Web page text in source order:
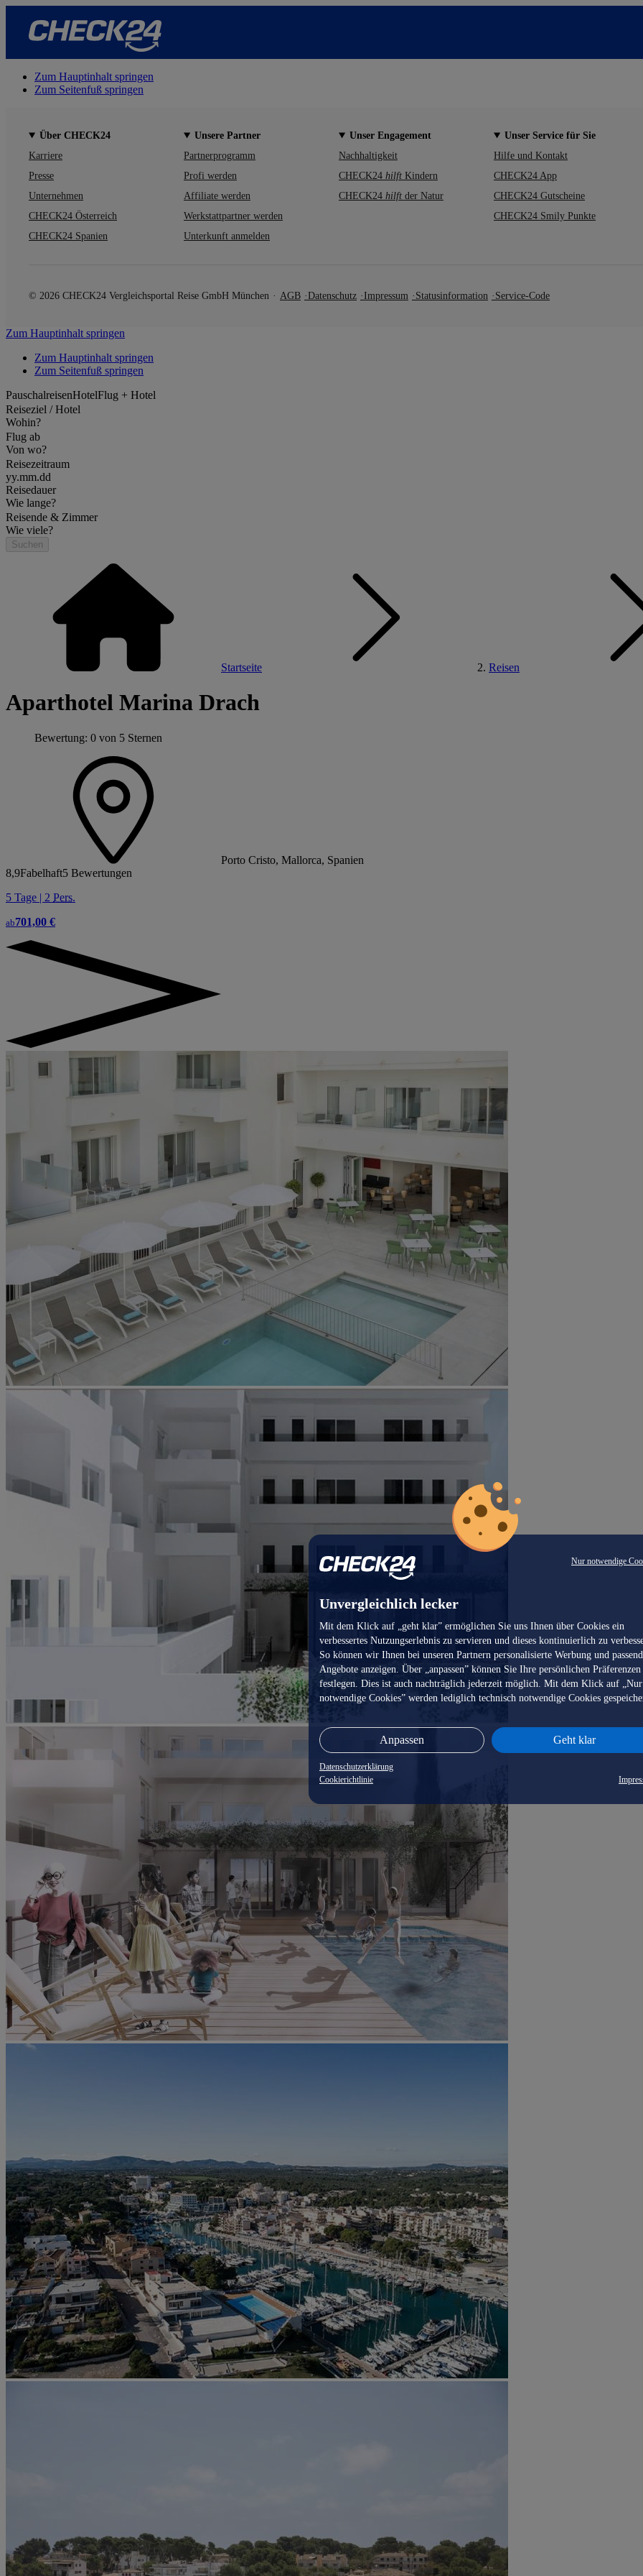
Nur notwendige
Unvergleichlich lecker
Mit dem Klick auf „geht klar” ermöglichen Sie uns Ihnen über Cookies ein
verbessertes Nutzungserlebnis zu servieren und dieses kontinuierlich zu
So können wir Ihnen bei unseren Partnern personalisierte Werbung und
Angebote anzeigen. Über „anpassen” können Sie Ihre persönlichen Präferenzen
festlegen. Dies ist auch nachträglich jederzeit möglich. Mit dem Klick auf „Nur
notwendige Cookies” werden lediglich technisch notwendige Cookies
Anpassen Geht klar
Datenschutzerklärung
Cookierichtlinie
Zum Hauptinhalt springen
Zum Seitenfuß springen
Über CHECK24
Karriere
Presse
Unternehmen
CHECK24 Österreich
CHECK24 Spanien
Unsere Partner
Partnerprogramm
Profi werden
Affiliate werden
Werkstattpartner werden
Unterkunft anmelden
Unser Engagement
Nachhaltigkeit
CHECK24 hilft Kindern
CHECK24 hilft der Natur
Unser Service für Sie
Hilfe und Kontakt
CHECK24 App
CHECK24 Gutscheine
CHECK24 Smily Punkte
© 2026 CHECK24 Vergleichsportal Reise GmbH München AGB Datenschutz Impressum Statusinformation Service-Code
Zum Hauptinhalt springen
Zum Hauptinhalt springen
Zum Seitenfuß springen
PauschalreisenHotelFlug + Hotel
Reiseziel / Hotel
Wohin?
Flug ab
Von wo?
Reisezeitraum
yy.mm.dd
Reisedauer
Wie lange?
Reisende & Zimmer
Wie viele?
Suchen
Startseite Reisen
Aparthotel Marina Drach
Bewertung: 0 von 5 Sternen
Porto Cristo, Mallorca, Spanien
8,9Fabelhaft5 Bewertungen
5 Tage | 2 Pers.
ab701,00 €